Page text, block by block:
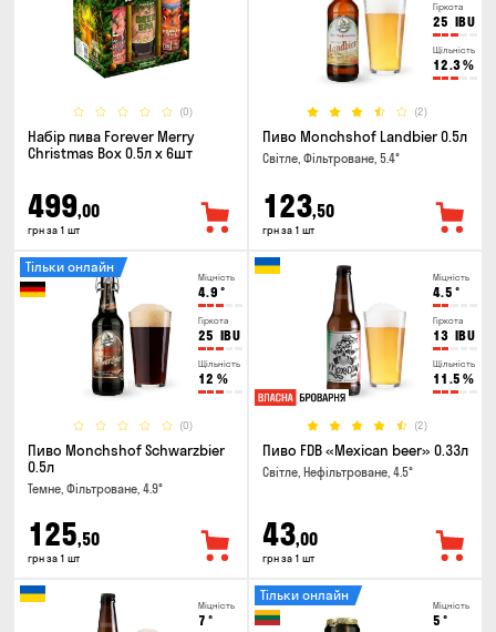
(0)
Набір пива Forever Merry
Christmas Box 0.5л x 6шт
499,00
грн за 1 шт
Гіркота
25 IBU
Щільність
12.3%
(2)
Пиво Monchshof Landbier 0.5л
Світле, Фільтроване, 5.4°
123,50
грн за 1 шт
Міцність
4.9 °
Гіркота
25 IBU
Щільність
12 %
(0)
Тільки онлайн
Пиво Monchshof Schwarzbier
0.5л
Темне, Фільтроване, 4.9°
125,50
грн за 1 шт
Міцність
4.5 °
Гіркота
13 IBU
Щільність
11.5 %
(2)
Пиво FDB «Mexican beer» 0.33л
Світле, Нефільтроване, 4.5°
43,00
грн за 1 шт
Міцність
7 °
Міцність
5 °
Тільки онлайн